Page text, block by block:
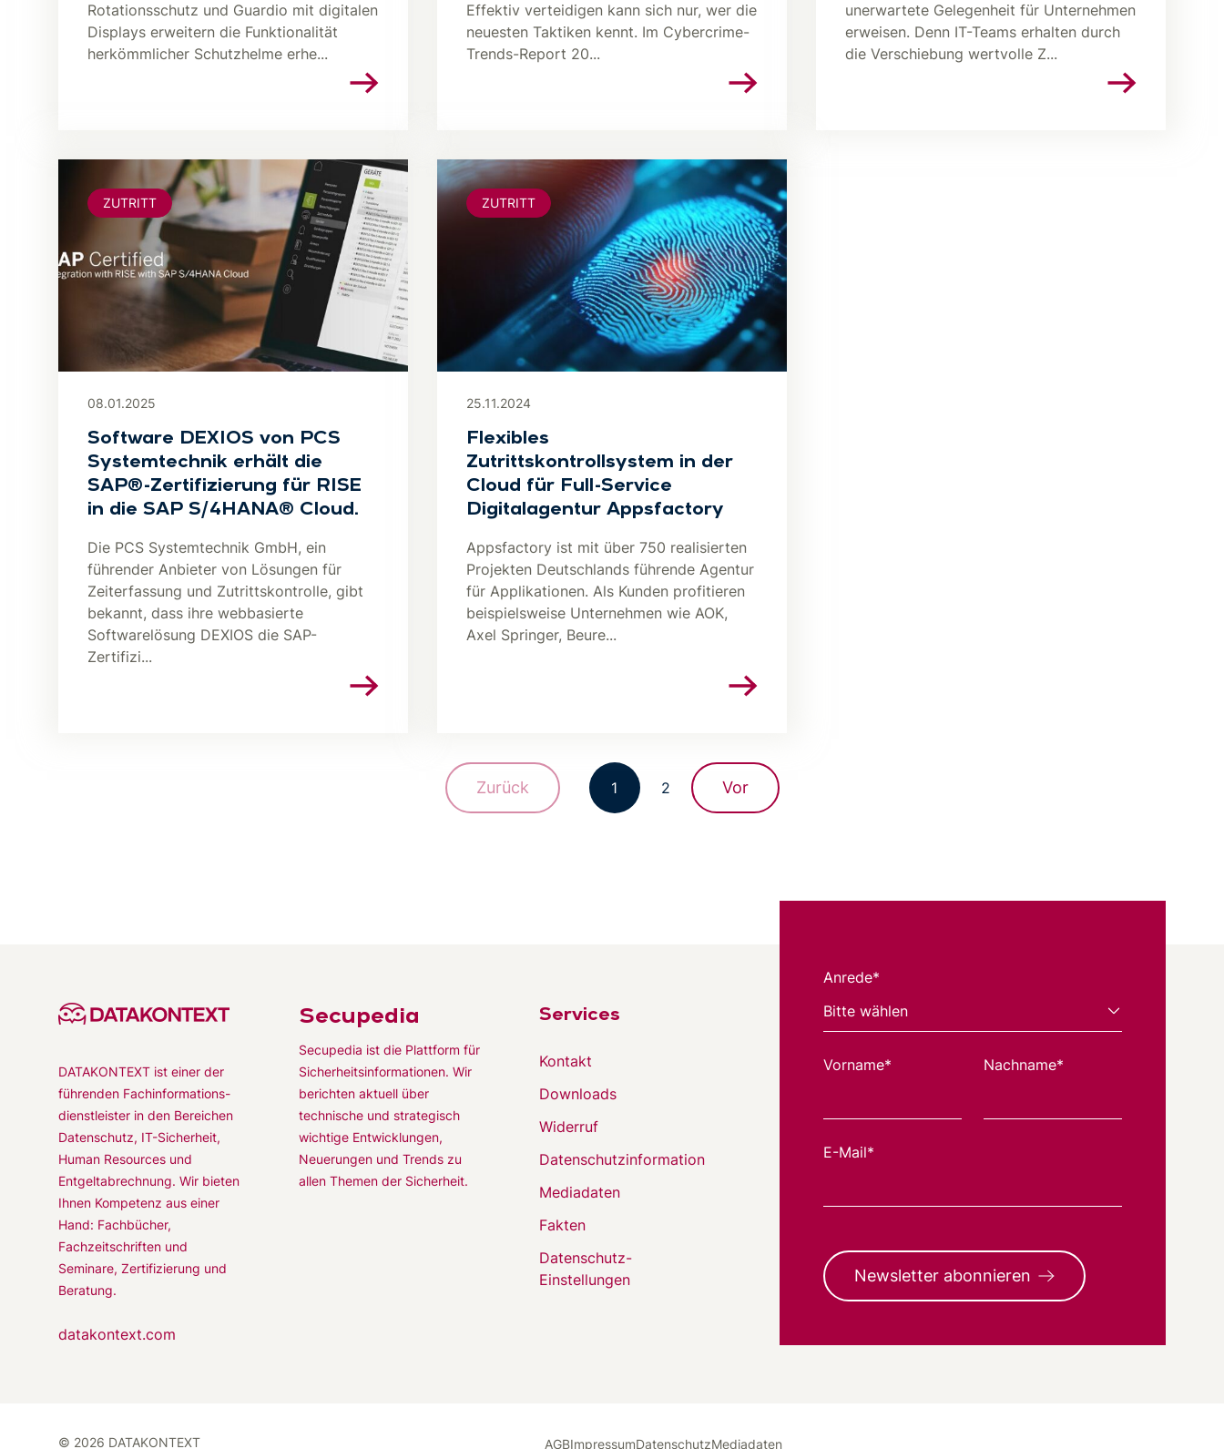
Rotationsschutz und Guardio mit digitalen
Displays erweitern die Funktionalität
herkömmlicher Schutzhelme erhe...
Effektiv verteidigen kann sich nur, wer die
neuesten Taktiken kennt. Im Cybercrime-
Trends-Report 20...
unerwartete Gelegenheit für Unternehmen
erweisen. Denn IT-Teams erhalten durch
die Verschiebung wertvolle Z...
08.01.2025
Software DEXIOS von PCS
Systemtechnik erhält die
SAP®-Zertifizierung für RISE
in die SAP S/4HANA® Cloud.
Die PCS Systemtechnik GmbH, ein
führender Anbieter von Lösungen für
Zeiterfassung und Zutrittskontrolle, gibt
bekannt, dass ihre webbasierte
Softwarelösung DEXIOS die SAP-
Zertifizi...
ZUTRITT
25.11.2024
Flexibles
Zutrittskontrollsystem in der
Cloud für Full-Service
Digitalagentur Appsfactory
Appsfactory ist mit über 750 realisierten
Projekten Deutschlands führende Agentur
für Applikationen. Als Kunden profitieren
beispielsweise Unternehmen wie AOK,
Axel Springer, Beure...
ZUTRITT
Zurück 1 2 Vor
DATAKONTEXT ist einer der
führenden Fachinformations-
dienstleister in den Bereichen
Datenschutz, IT-Sicherheit,
Human Resources und
Entgeltabrechnung. Wir bieten
Ihnen Kompetenz aus einer
Hand: Fachbücher,
Fachzeitschriften und
Seminare, Zertifizierung und
Beratung.
datakontext.com
Secupedia
Secupedia ist die Plattform für
Sicherheitsinformationen. Wir
berichten aktuell über
technische und strategisch
wichtige Entwicklungen,
Neuerungen und Trends zu
allen Themen der Sicherheit.
Services
Kontakt
Downloads
Widerruf
Datenschutzinformation
Mediadaten
Fakten
Datenschutz-
Einstellungen
Anrede*
Vorname* Nachname*
E-Mail*
Newsletter abonnieren
© 2026 DATAKONTEXT AGBImpressumDatenschutzMediadaten